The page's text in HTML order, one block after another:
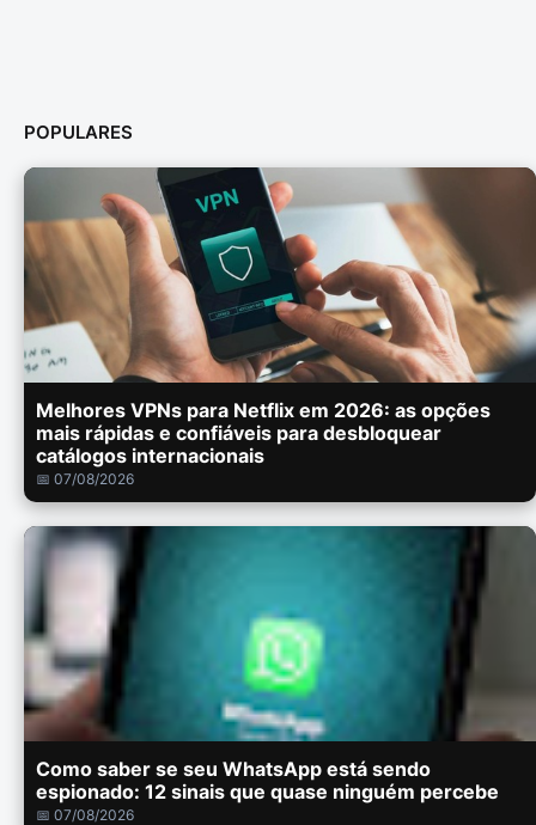
POPULARES
Melhores VPNs para Netflix em 2026: as opções
mais rápidas e confiáveis para desbloquear
catálogos internacionais
📅 07/08/2026
Como saber se seu WhatsApp está sendo
espionado: 12 sinais que quase ninguém percebe
📅 07/08/2026